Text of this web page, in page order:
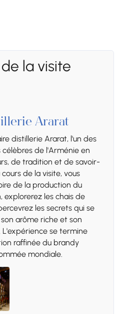
la visite
Ararat
distillerie Ararat, l'un des
célèbres de l'Arménie en
de tradition et de savoir-
de la visite, vous
de la production du
explorerez les chais de
les secrets qui se
arôme riche et son
L'expérience se termine
raffinée du brandy
mondiale.